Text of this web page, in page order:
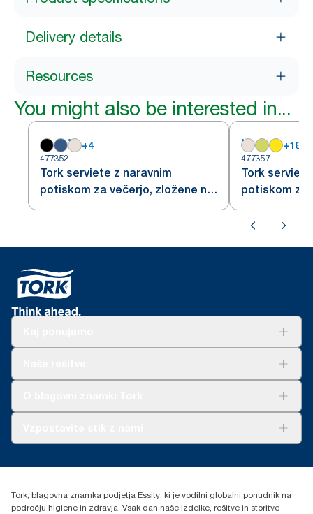
Delivery details
Resources
You might also be interested in...
+4
477352
Tork serviete z naravnim
potiskom za večerjo, zložene na
1/8
+16
477357
Tork
potiskom za
1/4
Essity Hungary Kft. Professional Hygiene
Budakeszi út 51.
Tork, blagovna znamka podjetja Essity, ki je vodilni globalni ponudnik na
področju higiene in zdravja. Vsak dan naše izdelke, rešitve in storitve